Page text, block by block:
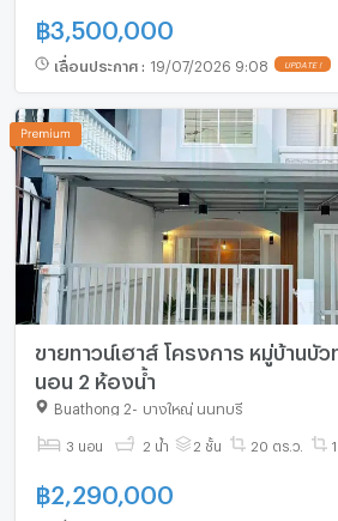
฿3,500,000
เลื่อนประกาศ : 19/07/2026 9:08 UPDATE !
ขายทาวน์เฮาส์ โครงการ หมู่บ้านบั
นอน 2 ห้องน้ำ
Buathong 2 บางใหญ่ นนทบุรี
3 นอน 2 น้ำ 2 ชั้น 20 ตร.ว.
฿2,290,000